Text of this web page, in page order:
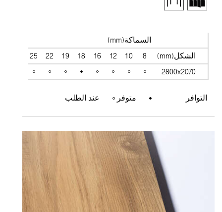
السماكة(mm)
الشكل(mm)
8
10
12
16
18
19
22
25
2800x2070
التوافر متوفر عند الطلب